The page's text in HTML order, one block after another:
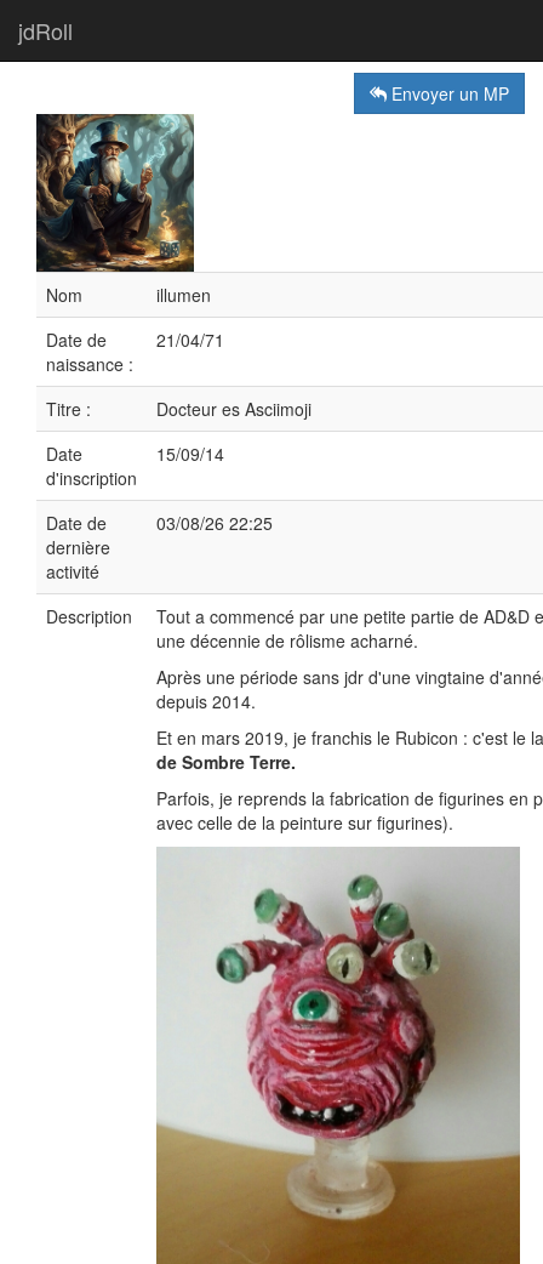
jdRoll
Envoyer un MP
Nom
illumen
Date de
naissance :
21/04/71
Titre :
Docteur es Asciimoji
Date
d'inscription
15/09/14
Date de
dernière
activité
03/08/26 22:25
Description
Tout a commencé par une petite partie de AD&D
une décennie de rôlisme acharné.
Après une période sans jdr d'une vingtaine
depuis 2014.
Et en mars 2019, je franchis le Rubicon : c'est le
de Sombre Terre.
Parfois, je reprends la fabrication de figurines en
avec celle de la peinture sur figurines).